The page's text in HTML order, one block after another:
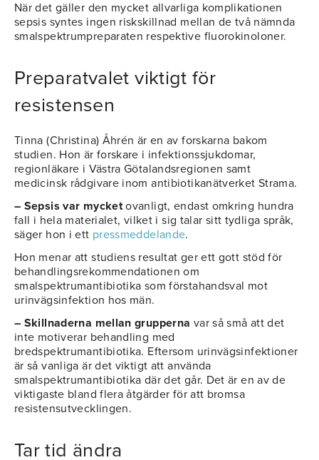
När det gäller den mycket allvarliga komplikationen
sepsis syntes ingen riskskillnad mellan de två nämnda
smalspektrumpreparaten respektive fluorokinoloner.
Preparatvalet viktigt för
resistensen
Tinna (Christina) Åhrén är en av forskarna bakom
studien. Hon är forskare i infektionssjukdomar,
regionläkare i Västra Götalandsregionen samt
medicinsk rådgivare inom antibiotikanätverket Strama.
– Sepsis var mycketovanligt, endast omkring hundra
fall i hela materialet, vilket i sig talar sitt tydliga språk,
säger hon i ett pressmeddelande.
Hon menar att studiens resultat ger ett gott stöd för
behandlingsrekommendationen om
smalspektrumantibiotika som förstahandsval mot
urinvägsinfektion hos män.
– Skillnaderna mellan grupperna var så små att det
inte motiverar behandling med
bredspektrumantibiotika. Eftersom urinvägsinfektioner
är så vanliga är det viktigt att använda
smalspektrumantibiotika där det går. Det är en av de
viktigaste bland flera åtgärder för att bromsa
resistensutvecklingen.
Tar tid ändra